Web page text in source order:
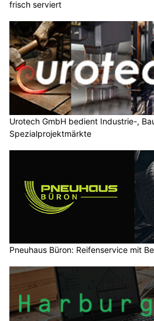
frisch serviert
Urotech GmbH bedient Industrie-,
Spezialprojektmärkte
Pneuhaus Büron: Reifenservice mit